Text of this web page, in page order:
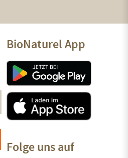
BioNaturel App
Folge uns auf